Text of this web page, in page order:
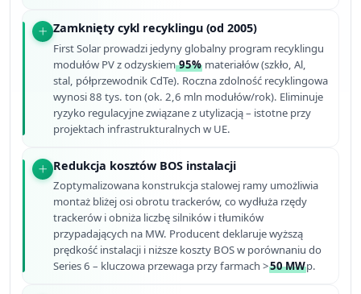
Zamknięty cykl recyklingu (od 2005)
First Solar prowadzi jedyny globalny program recyklingu
modułów PV z odzyskiem95% materiałów (szkło, Al,
stal, półprzewodnik CdTe). Roczna zdolność recyklingowa
wynosi 88 tys. ton (ok. 2,6 mln modułów/rok). Eliminuje
ryzyko regulacyjne związane z utylizacją – istotne przy
projektach infrastrukturalnych w UE.
Redukcja kosztów BOS instalacji
Zoptymalizowana konstrukcja stalowej ramy umożliwia
montaż bliżej osi obrotu trackerów, co wydłuża rzędy
trackerów i obniża liczbę silników i tłumików
przypadających na MW. Producent deklaruje wyższą
prędkość instalacji i niższe koszty BOS w porównaniu do
Series 6 – kluczowa przewaga przy farmach >50 MWp.